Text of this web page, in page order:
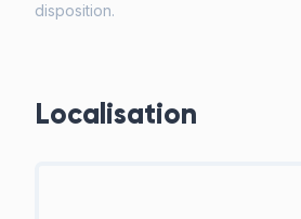
disposition.
Localisation